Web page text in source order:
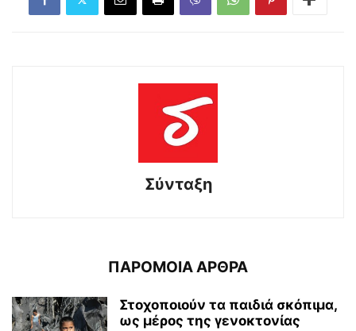
Σύνταξη
ΠΑΡΟΜΟΙΑ ΑΡΘΡΑ
Στοχοποιούν τα παιδιά σκόπιμα,
ως μέρος της γενοκτονίας